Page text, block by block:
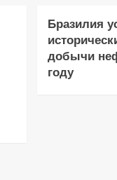
Бразилия
добычи
году